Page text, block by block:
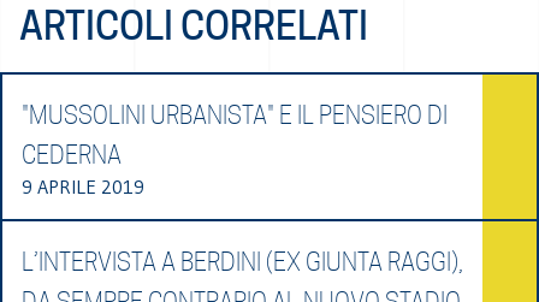
ARTICOLI CORRELATI
"MUSSOLINI URBANISTA" E IL PENSIERO DI
CEDERNA
9 APRILE 2019
L’INTERVISTA A BERDINI (EX GIUNTA RAGGI),